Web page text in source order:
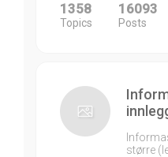
1358
Topics
16093
Posts
større